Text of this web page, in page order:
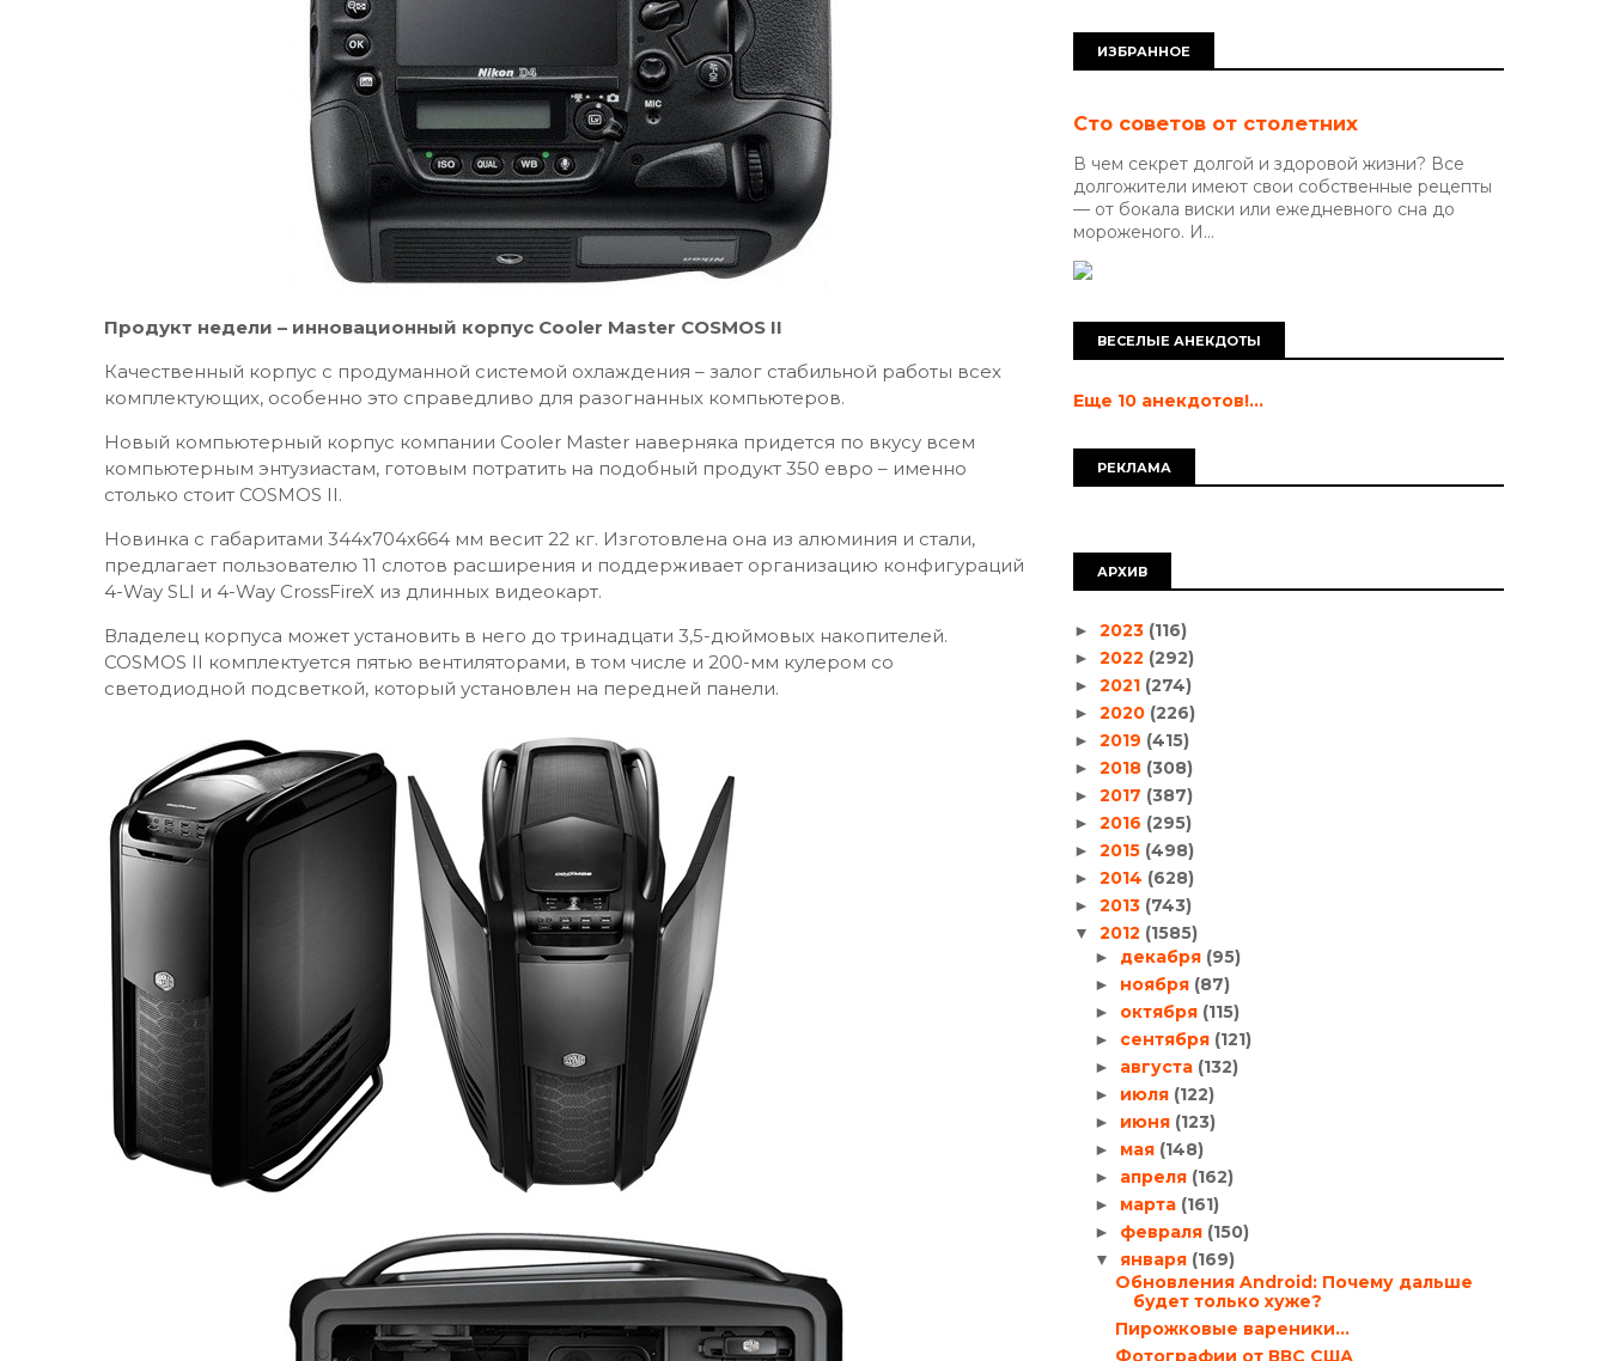
Продукт недели – инновационный корпус Cooler Master COSMOS II
Качественный корпус с продуманной системой охлаждения – залог стабильной работы всех
комплектующих, особенно это справедливо для разогнанных компьютеров.
Новый компьютерный корпус компании Cooler Master наверняка придется по вкусу всем
компьютерным энтузиастам, готовым потратить на подобный продукт 350 евро – именно
столько стоит COSMOS II.
Новинка с габаритами 344х704х664 мм весит 22 кг. Изготовлена она из алюминия и стали,
предлагает пользователю 11 слотов расширения и поддерживает организацию конфигураций
4-Way SLI и 4-Way CrossFireX из длинных видеокарт.
Владелец корпуса может установить в него до тринадцати 3,5-дюймовых накопителей.
COSMOS II комплектуется пятью вентиляторами, в том числе и 200-мм кулером со
светодиодной подсветкой, который установлен на передней панели.
ИЗБРАННОЕ
Сто советов от столетних
В чем секрет долгой и здоровой жизни? Все
долгожители имеют свои собственные рецепты
— от бокала виски или ежедневного сна до
мороженого. И...
ВЕСЕЛЫЕ АНЕКДОТЫ
Еще 10 анекдотов!...
РЕКЛАМА
АРХИВ
► 2023 (116)
► 2022 (292)
► 2021 (274)
► 2020 (226)
► 2019 (415)
► 2018 (308)
► 2017 (387)
► 2016 (295)
► 2015 (498)
► 2014 (628)
► 2013 (743)
▼ 2012 (1585)
► декабря (95)
► ноября (87)
► октября (115)
► сентября (121)
► августа (132)
► июля (122)
► июня (123)
► мая (148)
► апреля (162)
► марта (161)
► февраля (150)
▼ января (169)
Обновления Android: Почему дальше
будет только хуже?
Пирожковые вареники…
Фотографии от ВВС США